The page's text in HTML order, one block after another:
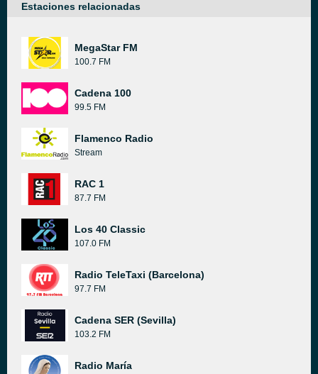
Estaciones relacionadas
MegaStar FM
100.7 FM
Cadena 100
99.5 FM
Flamenco Radio
Stream
RAC 1
87.7 FM
Los 40 Classic
107.0 FM
Radio TeleTaxi (Barcelona)
97.7 FM
Cadena SER (Sevilla)
103.2 FM
Radio María